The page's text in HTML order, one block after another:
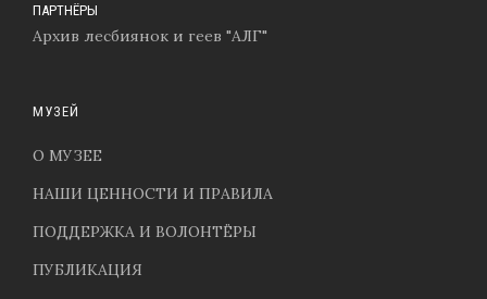
ПАРТНЁРЫ
Архив лесбиянок и геев "АЛГ"
МУЗЕЙ
О МУЗЕЕ
НАШИ ЦЕННОСТИ И ПРАВИЛА
ПОДДЕРЖКА И ВОЛОНТЁРЫ
ПУБЛИКАЦИЯ